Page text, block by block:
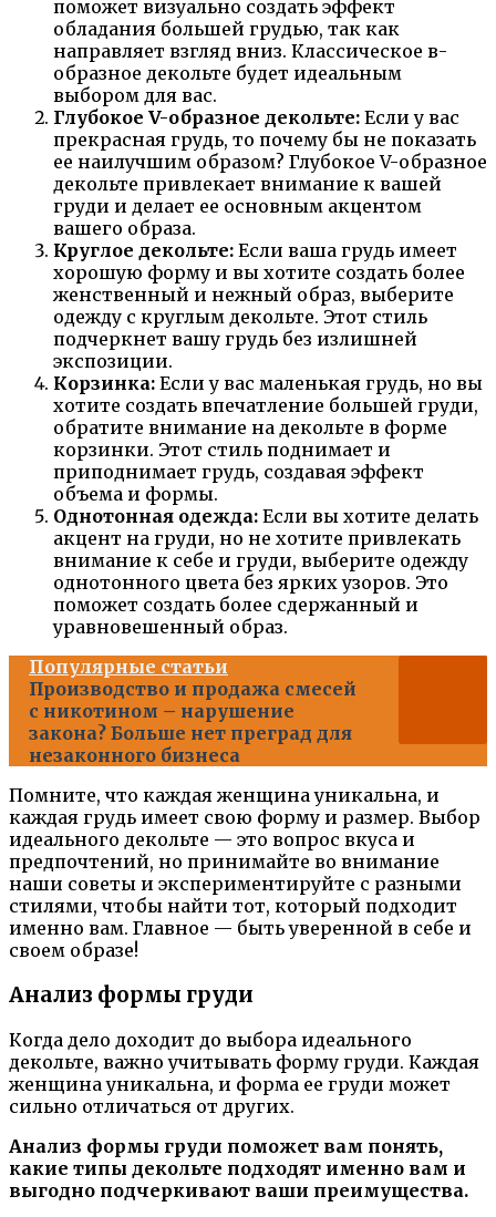
поможет визуально создать эффект
обладания большей грудью, так как
направляет взгляд вниз. Классическое в-
образное декольте будет идеальным
выбором для вас.
Глубокое V-образное декольте: Если у вас
прекрасная грудь, то почему бы не показать
ее наилучшим образом? Глубокое V-образное
декольте привлекает внимание к вашей
груди и делает ее основным акцентом
вашего образа.
Круглое декольте: Если ваша грудь имеет
хорошую форму и вы хотите создать более
женственный и нежный образ, выберите
одежду с круглым декольте. Этот стиль
подчеркнет вашу грудь без излишней
экспозиции.
Корзинка: Если у вас маленькая грудь, но вы
хотите создать впечатление большей груди,
обратите внимание на декольте в форме
корзинки. Этот стиль поднимает и
приподнимает грудь, создавая эффект
объема и формы.
Однотонная одежда: Если вы хотите делать
акцент на груди, но не хотите привлекать
внимание к себе и груди, выберите одежду
однотонного цвета без ярких узоров. Это
поможет создать более сдержанный и
уравновешенный образ.
Популярные статьи
Производство и продажа смесей
с никотином – нарушение
закона? Больше нет преград для
незаконного бизнеса
Помните, что каждая женщина уникальна, и
каждая грудь имеет свою форму и размер. Выбор
идеального декольте — это вопрос вкуса и
предпочтений, но принимайте во внимание
наши советы и экспериментируйте с разными
стилями, чтобы найти тот, который подходит
именно вам. Главное — быть уверенной в себе и
своем образе!
Анализ формы груди
Когда дело доходит до выбора идеального
декольте, важно учитывать форму груди. Каждая
женщина уникальна, и форма ее груди может
сильно отличаться от других.
Анализ формы груди поможет вам понять,
какие типы декольте подходят именно вам и
выгодно подчеркивают ваши преимущества.